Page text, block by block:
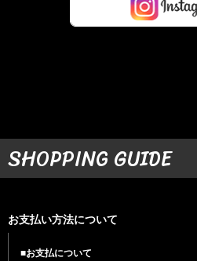
SHOPPING GUIDE
お支払い方法について
■お支払について